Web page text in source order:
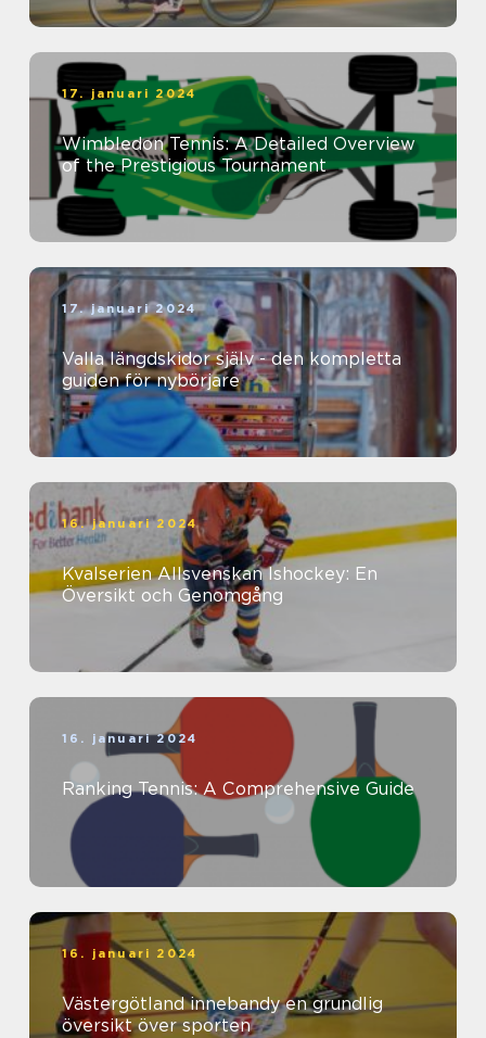
17. januari 2024
Wimbledon Tennis: A Detailed Overview
of the Prestigious Tournament
17. januari 2024
Valla längdskidor själv - den kompletta
guiden för nybörjare
16. januari 2024
Kvalserien Allsvenskan Ishockey: En
Översikt och Genomgång
16. januari 2024
Ranking Tennis: A Comprehensive Guide
16. januari 2024
Västergötland innebandy en grundlig
översikt över sporten